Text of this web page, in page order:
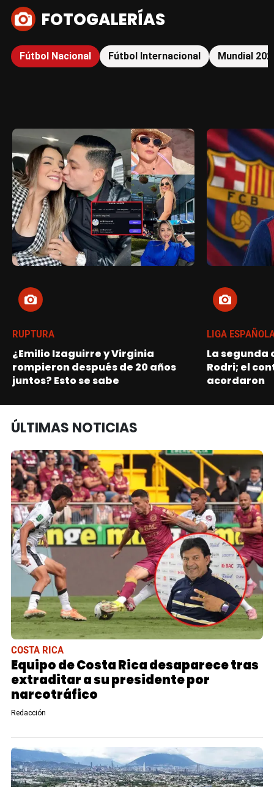
FOTOGALERÍAS
Fútbol Nacional Fútbol Internacional Mundial
RUPTURA
¿Emilio Izaguirre y Virginia
rompieron después de 20 años
juntos? Esto se sabe
LIGA
La
Rodri; el
acordaron
ÚLTIMAS NOTICIAS
COSTA RICA
Equipo de Costa Rica desaparece tras
extraditar a su presidente por
narcotráfico
Redacción